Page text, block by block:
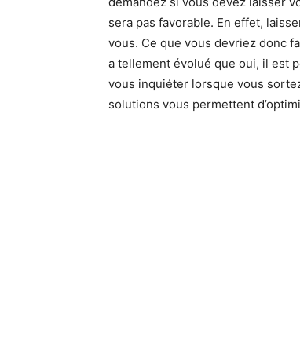
sera pas favorable. En effet,
vous. Ce que vous devriez donc
a tellement évolué que oui, il est
vous inquiéter lorsque vous
solutions vous permettent